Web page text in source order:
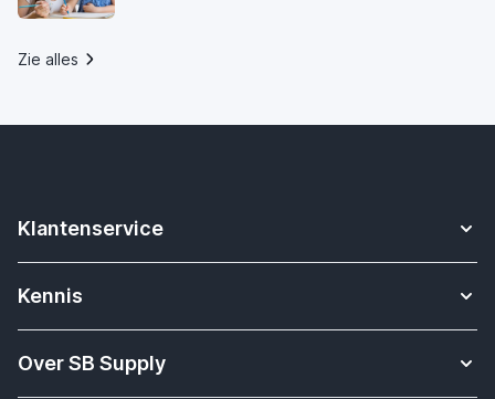
Zie alles
Klantenservice
Contact
Verzending & bezorging
Kennis
Apple Watch bandjes kennisbank
Over SB Supply